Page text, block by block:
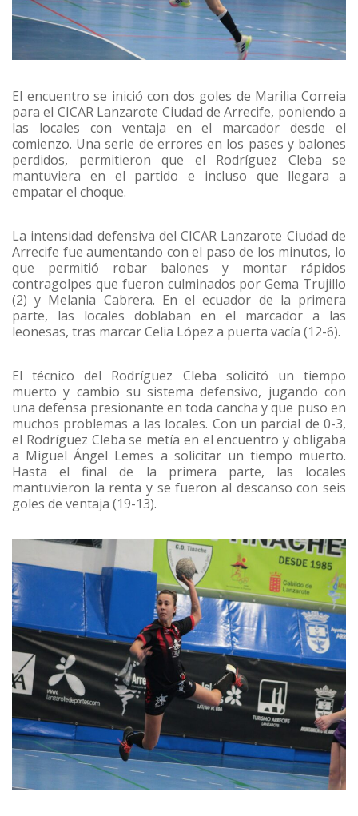
El encuentro se inició con dos goles de Marilia Correia
para el CICAR Lanzarote Ciudad de Arrecife, poniendo a
las locales con ventaja en el marcador desde el
comienzo. Una serie de errores en los pases y balones
perdidos, permitieron que el Rodríguez Cleba se
mantuviera en el partido e incluso que llegara a
empatar el choque.
La intensidad defensiva del CICAR Lanzarote Ciudad de
Arrecife fue aumentando con el paso de los minutos, lo
que permitió robar balones y montar rápidos
contragolpes que fueron culminados por Gema Trujillo
(2) y Melania Cabrera. En el ecuador de la primera
parte, las locales doblaban en el marcador a las
leonesas, tras marcar Celia López a puerta vacía (12-6).
El técnico del Rodríguez Cleba solicitó un tiempo
muerto y cambio su sistema defensivo, jugando con
una defensa presionante en toda cancha y que puso en
muchos problemas a las locales. Con un parcial de 0-3,
el Rodríguez Cleba se metía en el encuentro y obligaba
a Miguel Ángel Lemes a solicitar un tiempo muerto.
Hasta el final de la primera parte, las locales
mantuvieron la renta y se fueron al descanso con seis
goles de ventaja (19-13).